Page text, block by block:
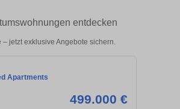
entdecken
jetzt exklusive Angebote sichern.
Apartments
499.000 €